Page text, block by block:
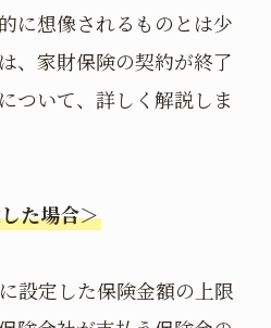
に想像されるものとは少
、家財保険の契約が終了
ついて、詳しく解説しま
た場合＞
設定した保険金額の上限